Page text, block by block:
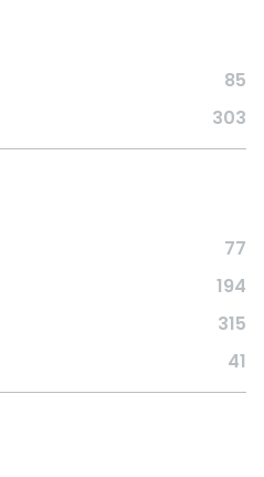
85
303
77
194
315
41